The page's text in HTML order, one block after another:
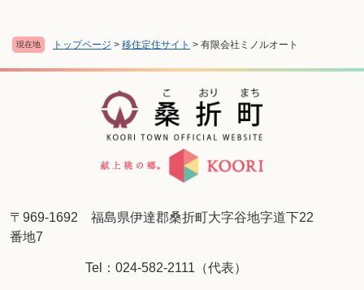
現在地 トップページ > 移住定住サイト > 有限会社ミノルオート
〒969-1692 福島県伊達郡桑折町大字谷地字道下22
番地7
Tel：024-582-2111（代表）